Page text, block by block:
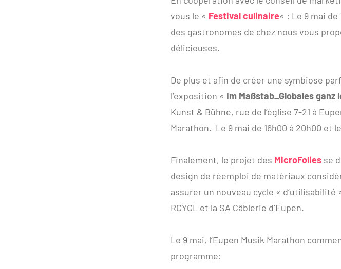
vous le « Festival culinaire« : Le 9 mai de
des gastronomes de chez nous vous
délicieuses.
De plus et afin de créer une symbiose
l’exposition « Im Maßstab_Globales ganz
Kunst & Bühne, rue de l’église 7-21 à
Marathon. Le 9 mai de 16h00 à 20h00 et
Finalement, le projet des MicroFolies se
design de réemploi de matériaux
assurer un nouveau cycle «
RCYCL et la SA Câblerie d’Eupen.
Le 9 mai, l’Eupen Musik Marathon
programme: